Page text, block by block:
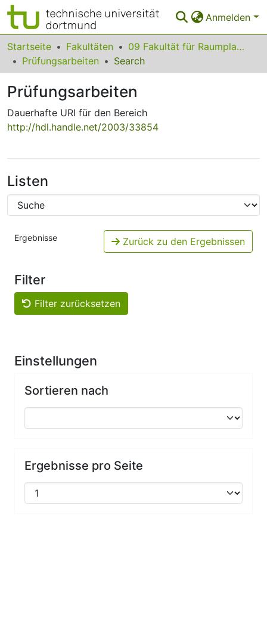
Anmelden
Bereiche & Sammlungen
Das gesamte Repositorium
Statistiken
FAQ
Startseite Fakultäten
09 Fakultät für Raumplanung
Prüfungsarbeiten
Search
Prüfungsarbeiten
Dauerhafte URI für den Bereich
http://hdl.handle.net/2003/33854
Listen
Ergebnisse Zurück zu den Ergebnissen
Filter
Filter zurücksetzen
Einstellungen
Sortieren nach
Ergebnisse pro Seite